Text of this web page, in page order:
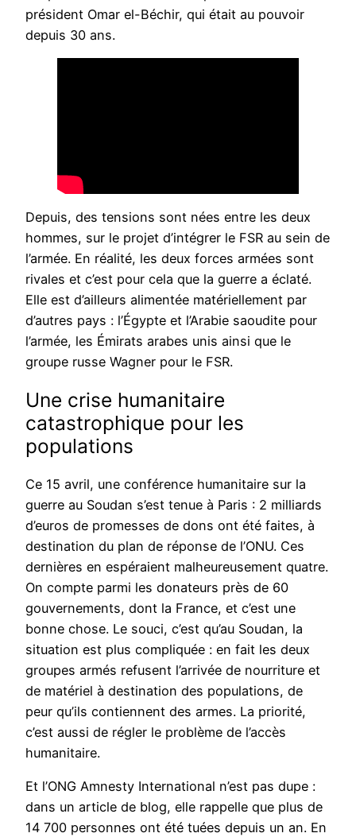
président Omar el-Béchir, qui était au pouvoir
depuis 30 ans.
Depuis, des tensions sont nées entre les deux
hommes, sur le projet d’intégrer le FSR au sein de
l’armée. En réalité, les deux forces armées sont
rivales et c’est pour cela que la guerre a éclaté.
Elle est d’ailleurs alimentée matériellement par
d’autres pays : l’Égypte et l’Arabie saoudite pour
l’armée, les Émirats arabes unis ainsi que le
groupe russe Wagner pour le FSR.
Une crise humanitaire
catastrophique pour les
populations
Ce 15 avril, une conférence humanitaire sur la
guerre au Soudan s’est tenue à Paris : 2 milliards
d’euros de promesses de dons ont été faites, à
destination du plan de réponse de l’ONU. Ces
dernières en espéraient malheureusement quatre.
On compte parmi les donateurs près de 60
gouvernements, dont la France, et c’est une
bonne chose. Le souci, c’est qu’au Soudan, la
situation est plus compliquée : en fait les deux
groupes armés refusent l’arrivée de nourriture et
de matériel à destination des populations, de
peur qu’ils contiennent des armes. La priorité,
c’est aussi de régler le problème de l’accès
humanitaire.
Et l’ONG Amnesty International n’est pas dupe :
dans un article de blog, elle rappelle que plus de
14 700 personnes ont été tuées depuis un an. En